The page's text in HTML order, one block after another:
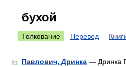
бухой
Толкование Перевод
91 Павлович, Дринка — Дринка